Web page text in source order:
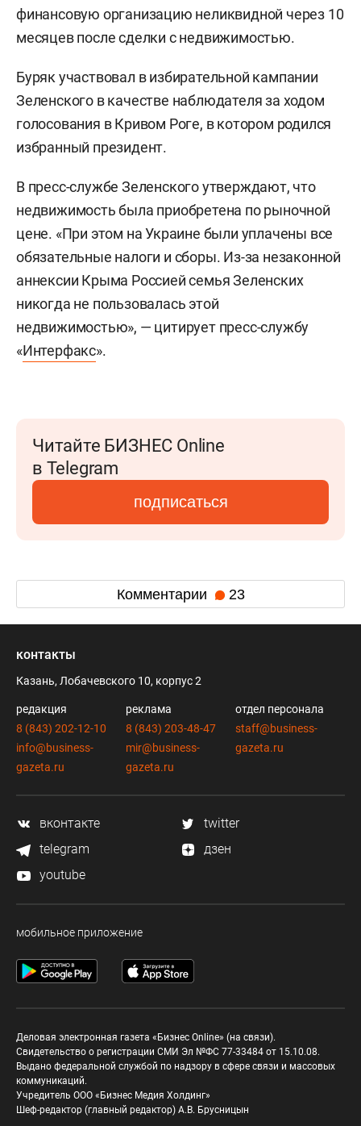
финансовую организацию неликвидной через 10
месяцев после сделки с недвижимостью.
Буряк участвовал в избирательной кампании
Зеленского в качестве наблюдателя за ходом
голосования в Кривом Роге, в котором родился
избранный президент.
В пресс-службе Зеленского утверждают, что
недвижимость была приобретена по рыночной
цене. «При этом на Украине были уплачены все
обязательные налоги и сборы. Из-за незаконной
аннексии Крыма Россией семья Зеленских
никогда не пользовалась этой
недвижимостью», — цитирует пресс-службу
«Интерфакс».
Читайте БИЗНЕС Online
в Telegram
подписаться
Комментарии 23
контакты
Казань, Лобачевского 10, корпус 2
редакция
8 (843) 202-12-10
info@business-
gazeta.ru
реклама
8 (843) 203-48-47
mir@business-
gazeta.ru
отдел персонала
staff@business-
gazeta.ru
вконтакте
twitter
telegram
дзен
youtube
мобильное приложение
Деловая электронная газета «Бизнес Online» (на связи).
Свидетельство о регистрации СМИ Эл №ФС 77-33484 от 15.10.08.
Выдано федеральной службой по надзору в сфере связи и массовых
коммуникаций.
Учредитель ООО «Бизнес Медия Холдинг»
Шеф-редактор (главный редактор) А.В. Брусницын